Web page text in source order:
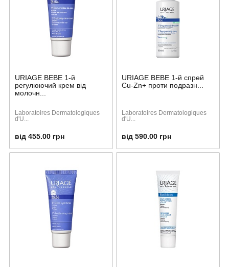
URIAGE BEBE 1-й
регулюючий крем від
молочн...
Laboratoires Dermatologiques
d'U...
від 455.00 грн
URIAGE BEBE 1-й спрей
Cu-Zn+ проти подразн...
Laboratoires Dermatologiques
d'U...
від 590.00 грн